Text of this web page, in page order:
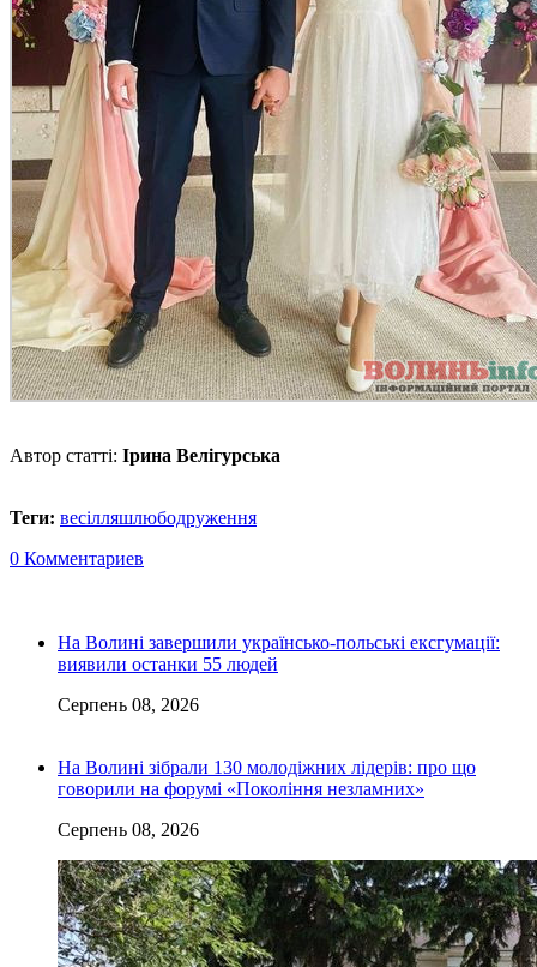
Автор статті: Ірина Велігурська
Теги: весілляшлюбодруження
0 Комментариев
На Волині завершили українсько-польські ексгумації:
виявили останки 55 людей
Серпень 08, 2026
На Волині зібрали 130 молодіжних лідерів: про що
говорили на форумі «Покоління незламних»
Серпень 08, 2026